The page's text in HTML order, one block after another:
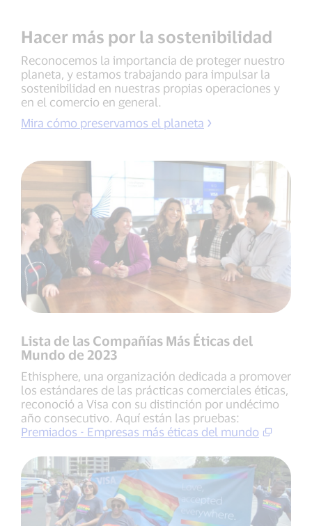
Hacer más por la sostenibilidad
Reconocemos la importancia de proteger nuestro
planeta, y estamos trabajando para impulsar la
sostenibilidad en nuestras propias operaciones y
en el comercio en general.
Mira cómo preservamos el planeta
Lista de las Compañías Más Éticas del
Mundo de 2023
Ethisphere, una organización dedicada a promover
los estándares de las prácticas comerciales éticas,
reconoció a Visa con su distinción por undécimo
año consecutivo. Aquí están las pruebas:
Premiados - Empresas más éticas del mundo